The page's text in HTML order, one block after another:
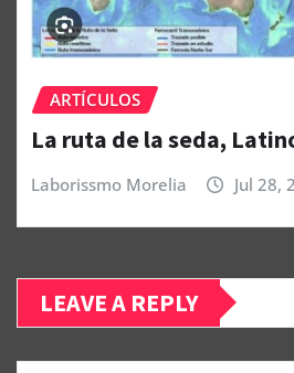
ARTÍCULOS
La ruta de la seda,
Laborissmo Morelia Jul 28,
LEAVE A REPLY